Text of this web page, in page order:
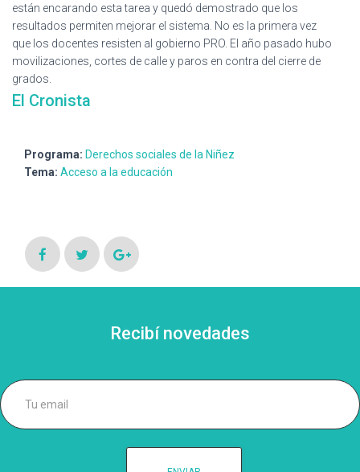
están encarando esta tarea y quedó demostrado que los
resultados permiten mejorar el sistema. No es la primera vez
que los docentes resisten al gobierno PRO. El año pasado hubo
movilizaciones, cortes de calle y paros en contra del cierre de
grados.
El Cronista
Programa: Derechos sociales de la Niñez
Tema: Acceso a la educación
Recibí novedades